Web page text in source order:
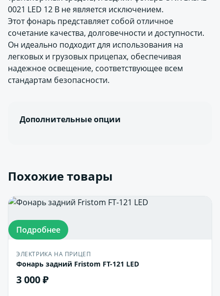
0021 LED 12 В не является исключением.
Этот фонарь представляет собой отличное
сочетание качества, долговечности и доступности.
Он идеально подходит для использования на
легковых и грузовых прицепах, обеспечивая
надежное освещение, соответствующее всем
стандартам безопасности.
Дополнительные опции
Похожие товары
Подробнее
ЭЛЕКТРИКА НА ПРИЦЕП
Фонарь задний Fristom FT-121 LED
3 000 ₽